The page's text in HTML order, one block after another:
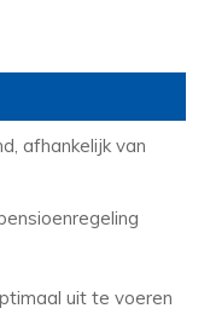
afhankelijk van
uit te voeren